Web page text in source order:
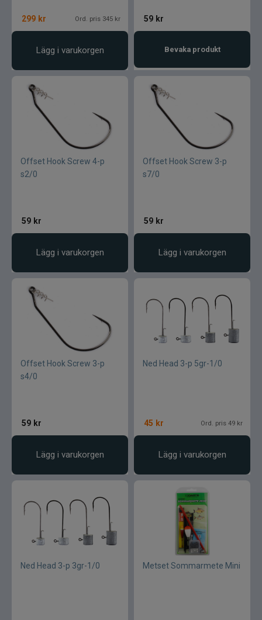
Ram mounts
Relax
Rio
River2Sea
Ron Thompson
Salmo
Savage Gear
Scott
SemperFli
Smith Creek
Spiderwire
299 kr Ord. pris 345 kr
Lägg i varukorgen
59 kr
Bevaka produkt
Offset Hook Screw 4-p
s2/0
59 kr
Lägg i varukorgen
Offset Hook Screw 3-p
s7/0
59 kr
Lägg i varukorgen
Offset Hook Screw 3-p
s4/0
59 kr
Lägg i varukorgen
Ned Head 3-p 5gr-1/0
45 kr Ord. pris 49 kr
Lägg i varukorgen
Ned Head 3-p 3gr-1/0 Metset Sommarmete Mini